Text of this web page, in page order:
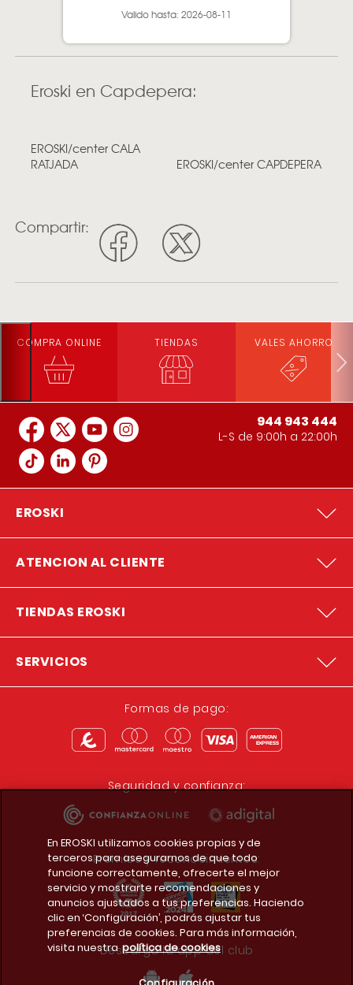
Valido hasta: 2026-08-11
Eroski en Capdepera:
EROSKI/center CALA
RATJADA
EROSKI/center CAPDEPERA
Compartir:
COMPRA ONLINE TIENDAS VALES AHORRO
944 943 444
L-S de 9:00h a 22:00h
EROSKI
ATENCION AL CLIENTE
TIENDAS EROSKI
SERVICIOS
Formas de pago:
Seguridad y confianza:
Premios y reconocimientos:
Descarga la app del club
En EROSKI utilizamos cookies propias y de
terceros para asegurarnos de que todo
funcione correctamente, ofrecerte el mejor
servicio y mostrarte recomendaciones y
anuncios ajustados a tus preferencias. Haciendo
clic en ‘Configuración’, podrás ajustar tus
preferencias de cookies. Para más información,
visita nuestra política de cookies